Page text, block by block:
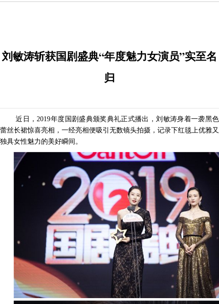
刘敏涛斩获国剧盛典“年度魅力女演员”实至名
归
近日，2019年度国剧盛典颁奖典礼正式播出，刘敏涛身着一袭黑色
蕾丝长裙惊喜亮相，一经亮相便吸引无数镜头拍摄，记录下红毯上优雅又
独具女性魅力 的美好瞬间。